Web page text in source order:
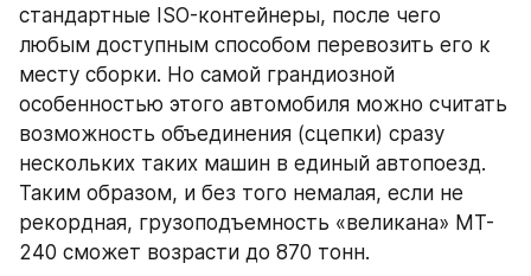
стандартные ISO-контейнеры, после чего
любым доступным способом перевозить его к
месту сборки. Но самой грандиозной
особенностью этого автомобиля можно считать
возможность объединения (сцепки) сразу
нескольких таких машин в единый автопоезд.
Таким образом, и без того немалая, если не
рекордная, грузоподъемность «великана» MT-
240 сможет возрасти до 870 тонн.